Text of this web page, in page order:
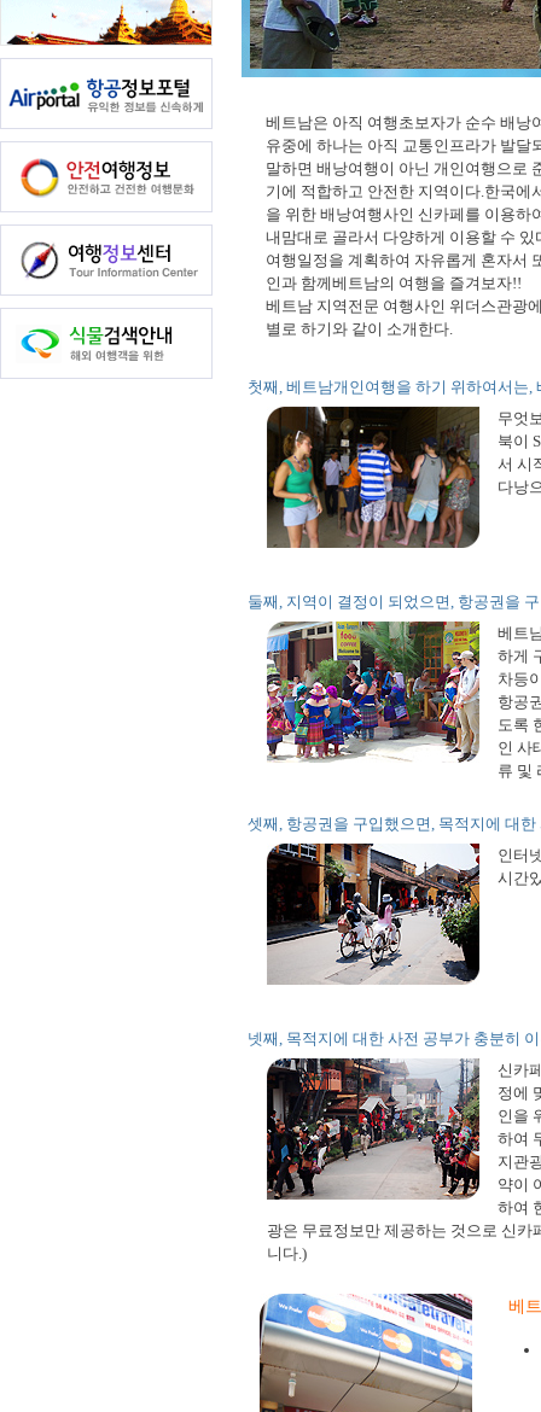
베트남은 아직 여행초보자가 순수 배낭
유중에 하나는 아직 교통인프라가 발
말하면 배낭여행이 아닌 개인여행으로
기에 적합하고 안전한 지역이다.한국에
을 위한 배낭여행사인 신카페를 이용
내맘대로 골라서 다양하게 이용할 수
여행일정을 계획하여 자유롭게 혼자서
인과 함께베트남의 여행을 즐겨보자!!
베트남 지역전문 여행사인 위더스관광
별로 하기와 같이 소개한다.
첫째, 베트남개인여행을 하기 위하여서는
무엇
북이
서 시
다낭
둘째, 지역이 결정이 되었으면, 항공권을
베트
하게
차등
항공
도록
인 사
류 및
셋째, 항공권을 구입했으면, 목적지에 대
인터
시간
넷째, 목적지에 대한 사전 공부가 충분히
신카
정에
인을
하여
지관
약이
하여
광은 무료정보만 제공하는 것으로 신
니다.)
베